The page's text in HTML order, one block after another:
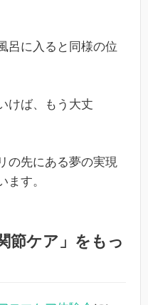
呂に入ると同様の位
けば、もう大丈
の先にある夢の実現
ます。
節ケア」をもっ